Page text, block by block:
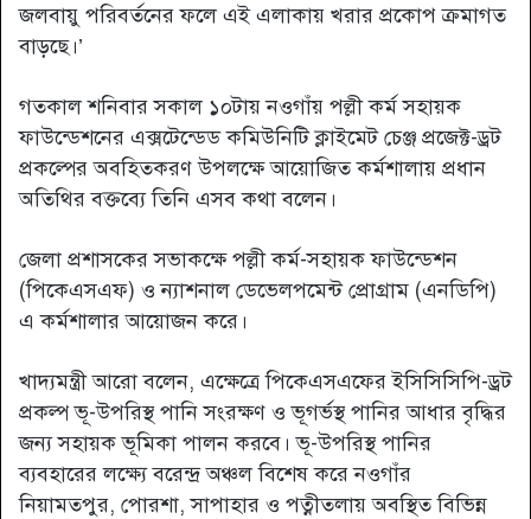
জলবায়ু পরিবর্তনের ফলে এই এলাকায় খরার প্রকোপ ক্রমাগত
বাড়ছে।’
গতকাল শনিবার সকাল ১০টায় নওগাঁয় পল্লী কর্ম সহায়ক
ফাউন্ডেশনের এক্সটেন্ডেড কমিউনিটি ক্লাইমেট চেঞ্জ প্রজেক্ট-ড্রট
প্রকল্পের অবহিতকরণ উপলক্ষে আয়োজিত কর্মশালায় প্রধান
অতিথির বক্তব্যে তিনি এসব কথা বলেন।
জেলা প্রশাসকের সভাকক্ষে পল্লী কর্ম-সহায়ক ফাউন্ডেশন
(পিকেএসএফ) ও ন্যাশনাল ডেভেলপমেন্ট প্রোগ্রাম (এনডিপি)
এ কর্মশালার আয়োজন করে।
খাদ্যমন্ত্রী আরো বলেন, এক্ষেত্রে পিকেএসএফের ইসিসিসিপি-ড্রট
প্রকল্প ভূ-উপরিস্থ পানি সংরক্ষণ ও ভূগর্ভস্থ পানির আধার বৃদ্ধির
জন্য সহায়ক ভূমিকা পালন করবে। ভূ-উপরিস্থ পানির
ব্যবহারের লক্ষ্যে বরেন্দ্র অঞ্চল বিশেষ করে নওগাঁর
নিয়ামতপুর, পোরশা, সাপাহার ও পত্নীতলায় অবস্থিত বিভিন্ন